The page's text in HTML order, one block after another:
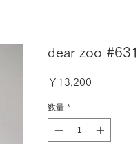
dear zoo
￥13,200
数量 *